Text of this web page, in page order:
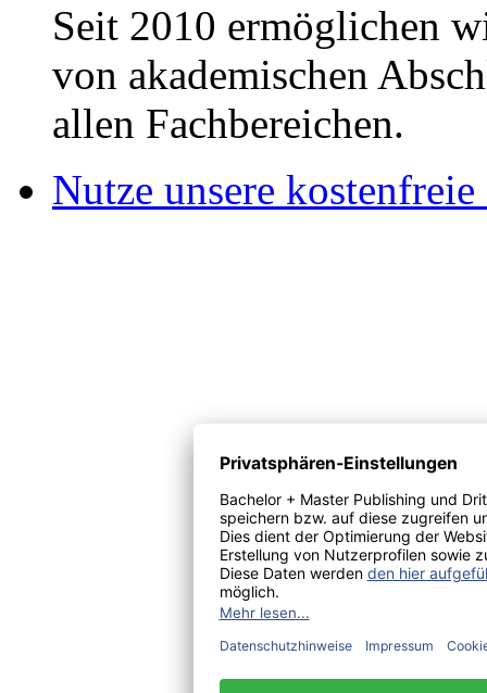
Seit 2010 ermöglichen
von akademischen
allen Fachbereichen.
Nutze unsere